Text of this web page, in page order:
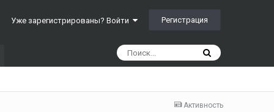
Уже зарегистрированы? Войти Регистрация
Активность